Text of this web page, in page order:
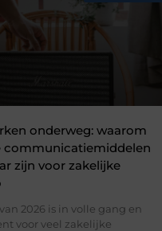
onderweg: waarom
communicatiemiddelen
zijn voor zakelijke
2026 is in volle gang en
voor veel zakelijke